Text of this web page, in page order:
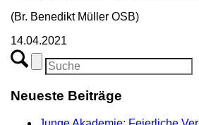
(Br. Benedikt Müller OSB)
14.04.2021
Neueste Beiträge